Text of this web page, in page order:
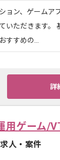
ョン、ゲームア
いただきます。
すすめの...
詳
用ゲーム/
人・案件